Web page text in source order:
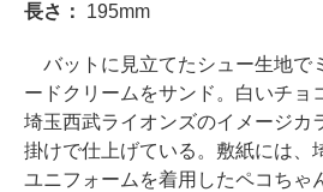
長さ： 195mm
バットに見立てたシュー生地で
ードクリームをサンド。白いチョ
埼玉西武ライオンズのイメージカ
掛けで仕上げている。敷紙には、
ユニフォームを着用したペコちゃ